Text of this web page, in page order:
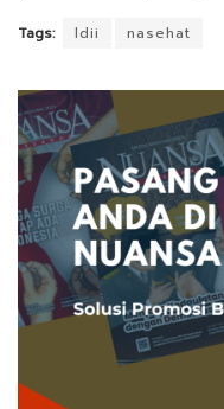
Tags: ldii nasehat